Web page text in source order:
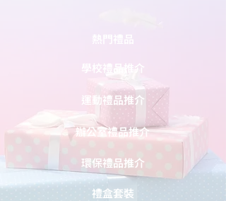
熱門禮品
學校禮品推介
運動禮品推介
辦公室禮品推介
環保禮品推介
禮盒套裝